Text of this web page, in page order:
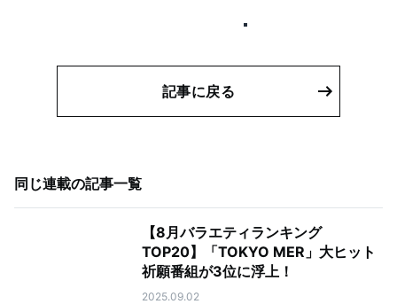
記事に戻る
同じ連載の記事一覧
【8月バラエティランキング
TOP20】「TOKYO MER」大ヒット
祈願番組が3位に浮上！
2025.09.02